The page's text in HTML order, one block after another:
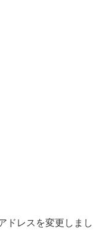
ドレスを変更しまし